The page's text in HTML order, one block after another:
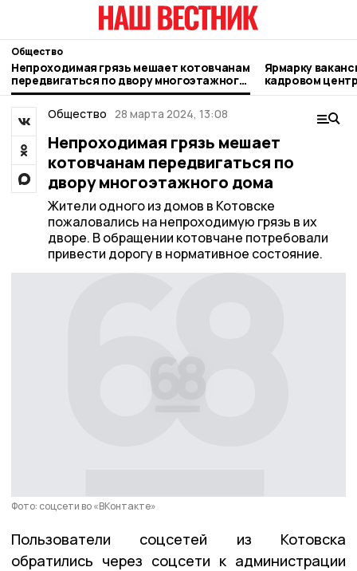
Общество
Непроходимая грязь мешает котовчанам
передвигаться по двору многоэтажного
дома
Ярмарку
кадровом
Общество 28 марта 2024, 13:08
Непроходимая грязь мешает
котовчанам передвигаться по
двору многоэтажного дома
Жители одного из домов в Котовске
пожаловались на непроходимую грязь в их
дворе. В обращении котовчане потребовали
привести дорогу в нормативное состояние.
Фото: соцсети во «ВКонтакте»
Пользователи соцсетей из Котовска
обратились через соцсети к администрации